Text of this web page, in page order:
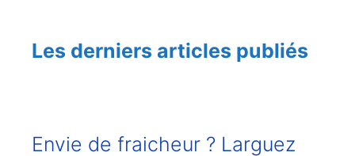
Les derniers articles publiés
Envie de fraicheur ? Larguez